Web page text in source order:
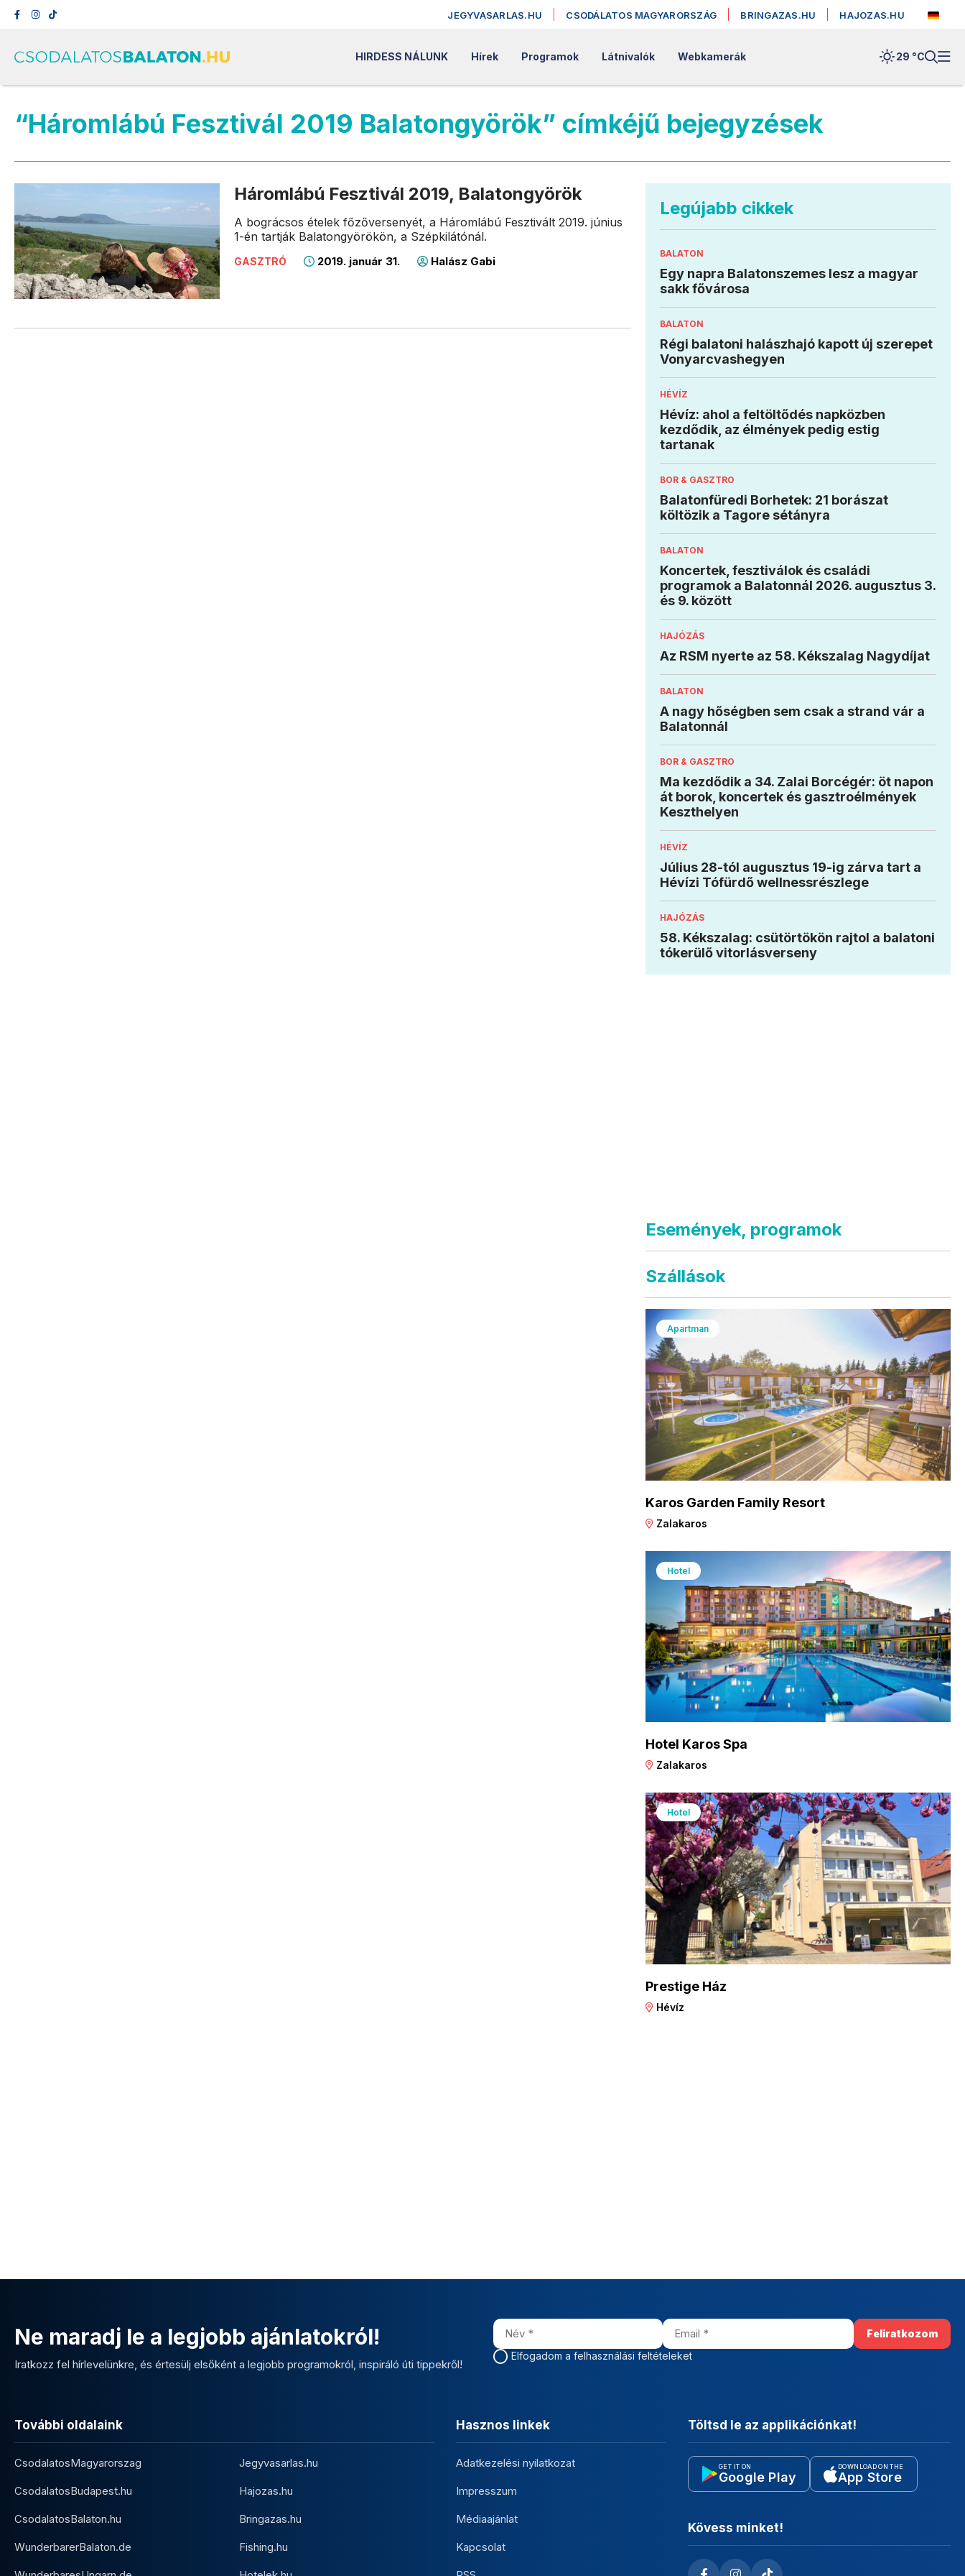
JEGYVASARLAS.HU CSODÁLATOS MAGYARORSZÁG BRINGAZAS.HU HAJOZAS.HU
HIRDESS NÁLUNK Hírek Programok Látnivalók Webkamerák 29 °C
“Háromlábú Fesztivál 2019 Balatongyörök” címkéjű bejegyzések
Háromlábú Fesztivál 2019, Balatongyörök
A bográcsos ételek főzőversenyét, a Háromlábú Fesztivált 2019. június
1-én tartják Balatongyörökön, a Szépkilátónál.
GASZTRÓ 2019. január 31. Halász Gabi
Legújabb cikkek
BALATON
Egy napra Balatonszemes lesz a magyar
sakk fővárosa
BALATON
Régi balatoni halászhajó kapott új szerepet
Vonyarcvashegyen
HÉVÍZ
Hévíz: ahol a feltöltődés napközben
kezdődik, az élmények pedig estig
tartanak
BOR & GASZTRO
Balatonfüredi Borhetek: 21 borászat
költözik a Tagore sétányra
BALATON
Koncertek, fesztiválok és családi
programok a Balatonnál 2026. augusztus 3.
és 9. között
HAJÓZÁS
Az RSM nyerte az 58. Kékszalag Nagydíjat
BALATON
A nagy hőségben sem csak a strand vár a
Balatonnál
BOR & GASZTRO
Ma kezdődik a 34. Zalai Borcégér: öt napon
át borok, koncertek és gasztroélmények
Keszthelyen
HÉVÍZ
Július 28-tól augusztus 19-ig zárva tart a
Hévízi Tófürdő wellnessrészlege
HAJÓZÁS
58. Kékszalag: csütörtökön rajtol a balatoni
tókerülő vitorlásverseny
Események, programok
Szállások
Apartman
Karos Garden Family Resort
Zalakaros
Hotel
Hotel Karos Spa
Zalakaros
Hotel
Prestige Ház
Hévíz
Ne maradj le a legjobb ajánlatokról!
Iratkozz fel hírlevelünkre, és értesülj elsőként a legjobb programokról, inspiráló úti tippekről!
Elfogadom a felhasználási feltételeket
További oldalaink
CsodalatosMagyarorszag
CsodalatosBudapest.hu
CsodalatosBalaton.hu
WunderbarerBalaton.de
Jegyvasarlas.hu
Hajozas.hu
Bringazas.hu
Fishing.hu
Hasznos linkek
Adatkezelési nyilatkozat
Impresszum
Médiaajánlat
Kapcsolat
Töltsd le az applikációnkat!
GET IT ON
Google Play
DOWNLOAD ON THE
App Store
Kövess minket!